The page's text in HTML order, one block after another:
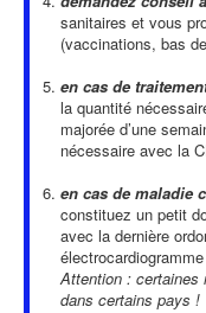
sanitaires et vous
(vaccinations, bas
en cas de
la quantité
majorée d’une
nécessaire avec la
en cas de maladie
constituez un petit
avec la dernière
Attention : certaines
dans certains pays !